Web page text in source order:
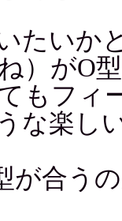
たいか
）がO
もフィ
な楽し
が合う